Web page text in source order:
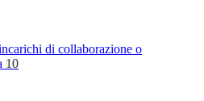
di collaborazione o
10